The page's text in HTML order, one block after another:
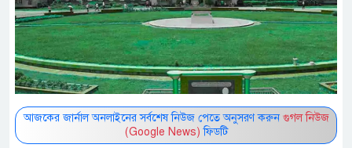
আজকের জার্নাল অনলাইনের সর্বশেষ নিউজ পেতে অনুসরণ করুন গুগল নিউজ
(Google News) ফিডটি